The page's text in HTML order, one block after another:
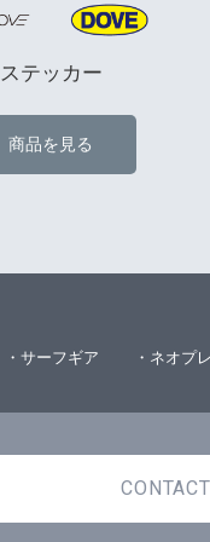
ステッカー
商品を見る
・サーフギア ・ネオプ
CONTACT